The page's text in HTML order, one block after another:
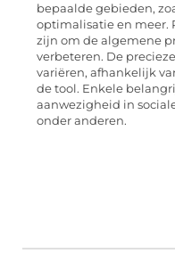
bepaalde gebieden,
optimalisatie en meer.
zijn om de algemene
verbeteren. De
variëren, afhankelijk
de tool. Enkele
aanwezigheid in
onder anderen.